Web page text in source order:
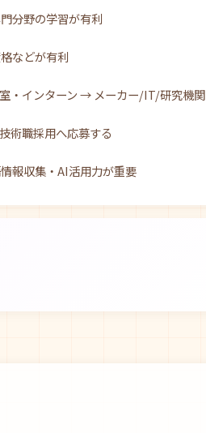
分野の学習が有利
などが有利
・インターン → メーカー/IT/研究機関
術職採用へ応募する
報収集・AI活用力が重要